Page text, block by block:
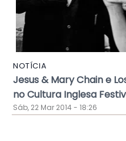
NOTÍCIA
Jesus & Mary Chain e
no Cultura Inglesa
Sáb, 22 Mar 2014 - 18:26